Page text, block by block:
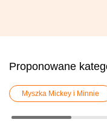
Proponowane
Myszka Mickey i Minnie